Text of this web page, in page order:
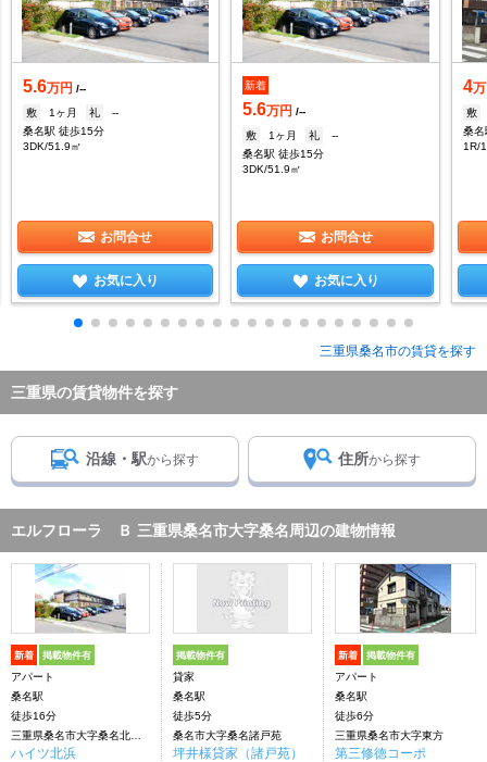
5.6万円 /--
敷
1ヶ月 礼
--
桑名駅 徒歩15分
3DK/51.9㎡
お問合せ
お気に入り
新着
5.6万円 /--
敷
1ヶ月 礼
--
桑名駅 徒歩15分
3DK/51.9㎡
お問合せ
お気に入り
4
敷
桑名
1R/
三重県桑名市の賃貸を探す
三重県の賃貸物件を探す
沿線・駅から探す 住所から探す
エルフローラ Ｂ 三重県桑名市大字桑名周辺の建物情報
新着 掲載物件有
アパート
桑名駅
徒歩16分
ハイツ北浜
掲載物件有
貸家
桑名駅
徒歩5分
桑名市大字桑名諸戸苑
坪井様貸家（諸戸苑）
新着 掲載物件有
アパート
桑名駅
徒歩6分
三重県桑名市大字東方
第三修徳コーポ